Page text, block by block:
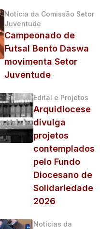
Notícia da Comissão Setor
Juventude
Campeonado de
Futsal Bento Daswa
movimenta Setor
Juventude
Edital e Projetos
Arquidiocese
divulga
projetos
contemplados
pelo Fundo
Diocesano de
Solidariedade
2026
Notícias da